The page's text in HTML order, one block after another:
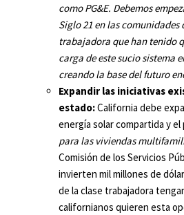
como PG&E. Debemos
Siglo 21 en las comunidades
trabajadora que han tenido
carga de este sucio sistema
creando la base del futuro
Expandir las iniciativas
estado:California debe
energía solar compartida y el
para las viviendas
Comisión de los Servicios
invierten mil millones de
de la clase trabajadora
californianos quieren esta